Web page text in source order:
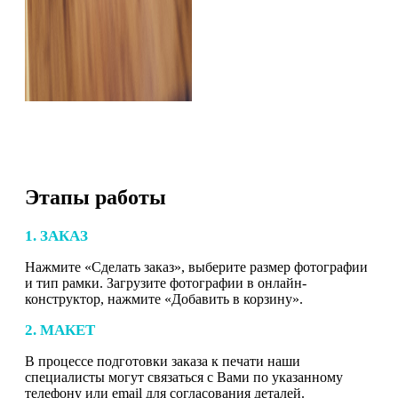
Этапы работы
1. ЗАКАЗ
Нажмите «Сделать заказ», выберите размер фотографии
и тип рамки. Загрузите фотографии в онлайн-
конструктор, нажмите «Добавить в корзину».
2. МАКЕТ
В процессе подготовки заказа к печати наши
специалисты могут связаться с Вами по указанному
телефону или email для согласования деталей.